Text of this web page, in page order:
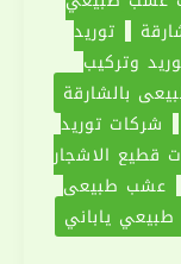
توريد
وتركيب
بالشارقة
شركات توريد
قطيع الاشجار
عشب طبيعي
ياباني